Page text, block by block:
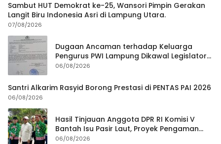
Sambut HUT Demokrat ke-25, Wansori Pimpin Gerakan
Langit Biru Indonesia Asri di Lampung Utara.
07/08/2026
Dugaan Ancaman terhadap Keluarga
Pengurus PWI Lampung Dikawal Legislator
dan Jurnalis
06/08/2026
Santri Alkarim Rasyid Borong Prestasi di PENTAS PAI 2026
06/08/2026
Hasil Tinjauan Anggota DPR RI Komisi V
Bantah Isu Pasir Laut, Proyek Pengaman
Pantai Mandiri Sejati Dipastikan Sesuai
06/08/2026